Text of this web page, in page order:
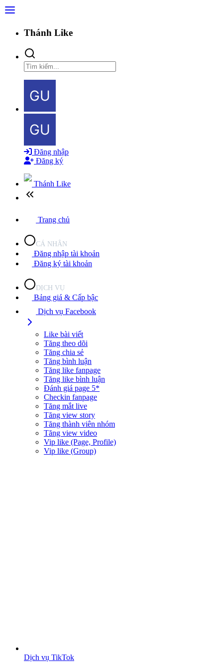
Thánh Like
Đăng nhập
Đăng ký
Thánh Like
Trang chủ
CÁ NHÂN
Đăng nhập tài khoản
Đăng ký tài khoản
DỊCH VỤ
Bảng giá & Cấp bậc
Dịch vụ Facebook
Like bài viết
Tăng theo dõi
Tăng chia sẻ
Tăng bình luận
Tăng like fanpage
Tăng like bình luận
Đánh giá page 5*
Checkin fanpage
Tăng mắt live
Tăng view story
Tăng thành viên nhóm
Tăng view video
Vip like (Page, Profile)
Vip like (Group)
Dịch vụ TikTok